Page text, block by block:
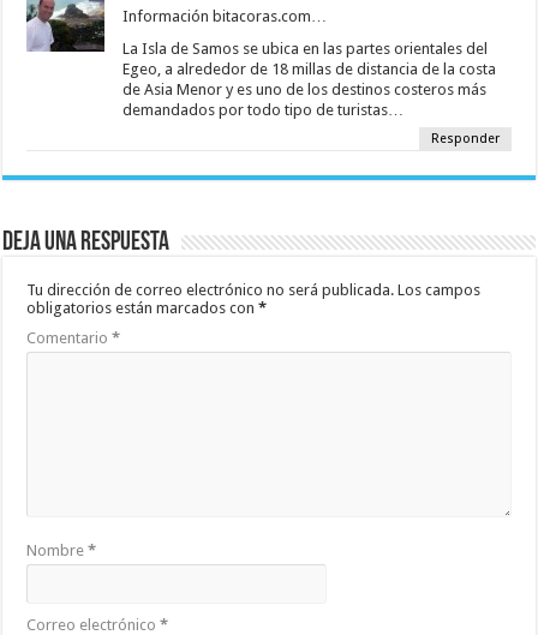
Información bitacoras.com…
La Isla de Samos se ubica en las partes orientales del
Egeo, a alrededor de 18 millas de distancia de la costa
de Asia Menor y es uno de los destinos costeros más
demandados por todo tipo de turistas…
Responder
Deja una respuesta
Tu dirección de correo electrónico no será publicada. Los campos
obligatorios están marcados con*
Comentario*
Nombre*
Correo electrónico*